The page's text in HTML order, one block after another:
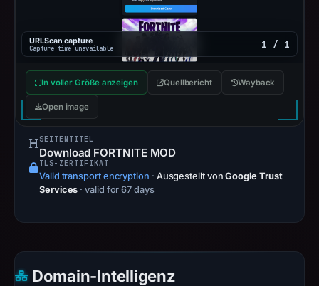
URLScan capture
Capture time unavailable 1 / 1
In voller Größe anzeigen Quellbericht Wayback
Open image
SEITENTITEL
Download FORTNITE MOD
TLS-ZERTIFIKAT
Valid transport encryption · Ausgestellt vonGoogle Trust
Services · valid for 67 days
Domain-Intelligenz